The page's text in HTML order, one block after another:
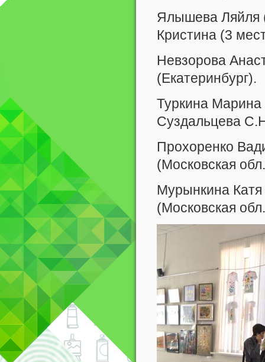
Ялышева Ляйля
Кристина (3
Невзорова
(Екатеринбург).
Туркина Марина
Суздальцева
Прохоренко
(Московская
Мурынкина
(Московская